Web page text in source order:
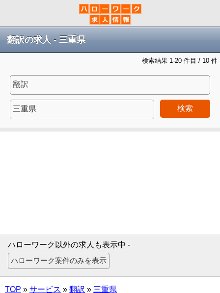
翻訳の求人 - 三重県
検索結果 1-20 件目 / 10 件
検索
ハローワーク以外の求人も表示中 -
TOP » サービス » 翻訳 » 三重県